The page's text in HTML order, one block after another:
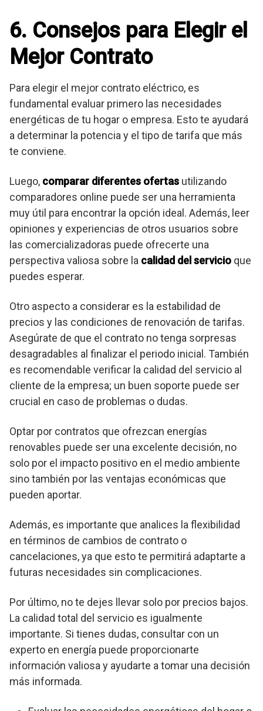
6. Consejos para Elegir el
Mejor Contrato
Para elegir el mejor contrato eléctrico, es
fundamental evaluar primero las necesidades
energéticas de tu hogar o empresa. Esto te ayudará
a determinar la potencia y el tipo de tarifa que más
te conviene.
Luego, comparar diferentes ofertas utilizando
comparadores online puede ser una herramienta
muy útil para encontrar la opción ideal. Además, leer
opiniones y experiencias de otros usuarios sobre
las comercializadoras puede ofrecerte una
perspectiva valiosa sobre la calidad del servicio que
puedes esperar.
Otro aspecto a considerar es la estabilidad de
precios y las condiciones de renovación de tarifas.
Asegúrate de que el contrato no tenga sorpresas
desagradables al finalizar el periodo inicial. También
es recomendable verificar la calidad del servicio al
cliente de la empresa; un buen soporte puede ser
crucial en caso de problemas o dudas.
Optar por contratos que ofrezcan energías
renovables puede ser una excelente decisión, no
solo por el impacto positivo en el medio ambiente
sino también por las ventajas económicas que
pueden aportar.
Además, es importante que analices la flexibilidad
en términos de cambios de contrato o
cancelaciones, ya que esto te permitirá adaptarte a
futuras necesidades sin complicaciones.
Por último, no te dejes llevar solo por precios bajos.
La calidad total del servicio es igualmente
importante. Si tienes dudas, consultar con un
experto en energía puede proporcionarte
información valiosa y ayudarte a tomar una decisión
más informada.